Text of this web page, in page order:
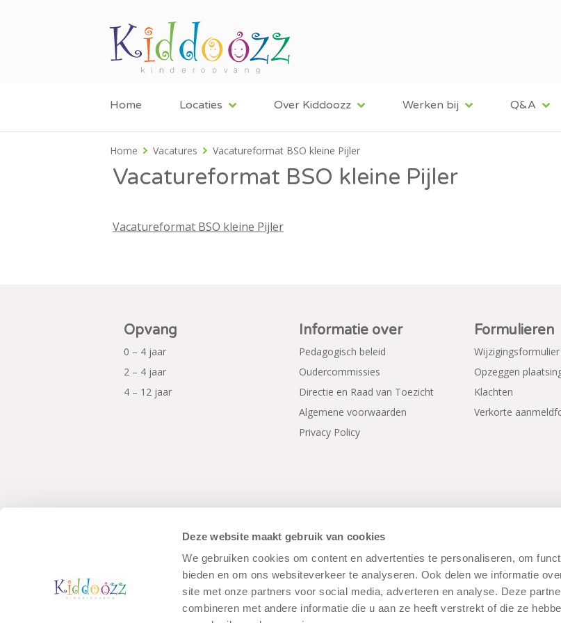
Deze website maakt gebruik van cookies
We gebruiken cookies om content en advertenties te personaliseren, om
bieden en om ons websiteverkeer te analyseren. Ook delen we informatie
site met onze partners voor social media, adverteren en analyse. Deze
combineren met andere informatie die u aan ze heeft verstrekt of die ze
Home Locaties Over Kiddoozz Werken bij Q&A
Home Vacatures Vacatureformat BSO kleine Pijler
Vacatureformat BSO kleine Pijler
Vacatureformat BSO kleine Pijler
Opvang
0 – 4 jaar
2 – 4 jaar
4 – 12 jaar
Informatie over
Pedagogisch beleid
Oudercommissies
Directie en Raad van Toezicht
Algemene voorwaarden
Privacy Policy
Formulieren
Wijzigingsformulier
Opzeggen
Klachten
Verkorte
© Copyright - Kiddoozz Algemene Voorwaarden| Disclaimer| Cookiebeleid